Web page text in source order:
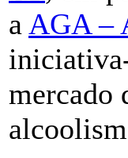
a AGA –
mercado